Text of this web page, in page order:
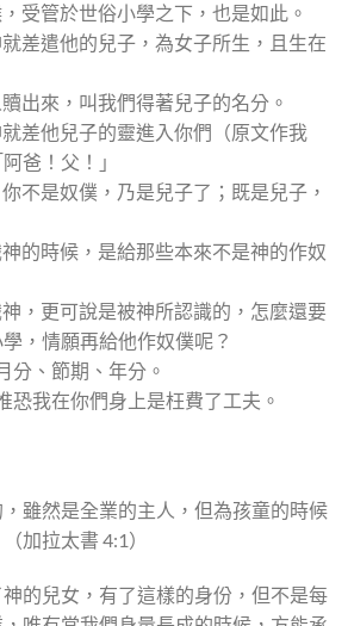
受管於世俗小學之下，也是如此。
差遣他的兒子，為女子所生，且生在
出來，叫我們得著兒子的名分。
差他兒子的靈進入你們（原文作我
爸！父！」
不是奴僕，乃是兒子了；既是兒子，
的時候，是給那些本來不是神的作奴
，更可說是被神所認識的，怎麼還要
，情願再給他作奴僕呢？
分、節期、年分。
恐我在你們身上是枉費了工夫。
，雖然是全業的主人，但為孩童的時候
加拉太書 4:1）
的兒女，有了這樣的身份，但不是每